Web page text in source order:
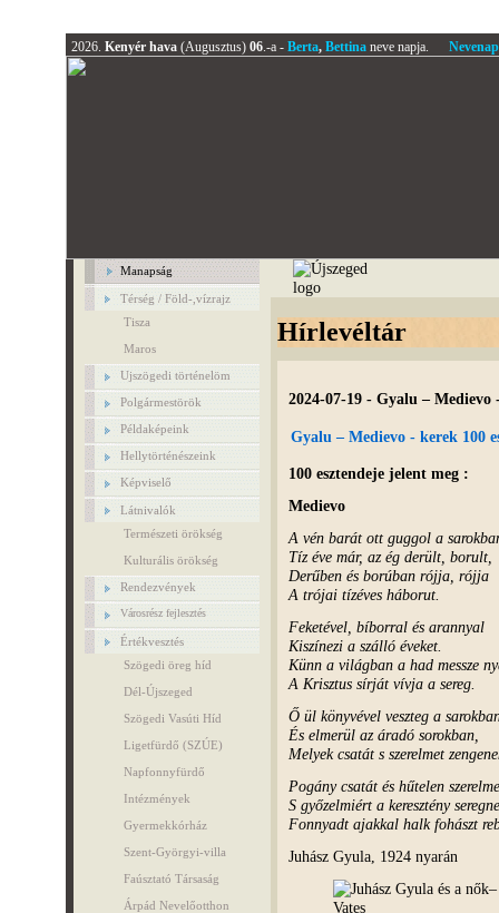
2026. Kenyér hava (Augusztus) 06.-a - Berta, Bettinaneve napja.
Manapság
Térség / Föld-,vízrajz
Tisza
Maros
Ujszögedi történelöm
Polgármestörök
Példaképeink
Hellytörténészeink
Képviselő
Látnivalók
Természeti örökség
Kulturális örökség
Rendezvények
Városrész fejlesztés
Értékvesztés
Szögedi öreg híd
Dél-Újszeged
Szögedi Vasúti Híd
Ligetfürdő (SZÚE)
Napfonnyfürdő
Intézmények
Gyermekkórház
Szent-Györgyi-villa
Faúsztató Társaság
Árpád Nevelőotthon
Hírlevéltár
2024-07-19 - Gyalu – Medievo
Gyalu – Medievo - kerek 100
100 esztendeje jelent meg :
Medievo
A vén barát ott guggol a
Tíz éve már, az ég derült, borult,
Derűben és borúban rójja, rójja
A trójai tízéves háborut.
Feketével, bíborral és arannyal
Kiszínezi a szálló éveket.
Künn a világban a had messze
A Krisztus sírját vívja a sereg.
Ő ül könyvével veszteg a
És elmerül az áradó sorokban,
Melyek csatát s szerelmet
Pogány csatát és hűtelen
S győzelmiért a keresztény
Fonnyadt ajakkal halk fohászt
Juhász Gyula, 1924 nyarán